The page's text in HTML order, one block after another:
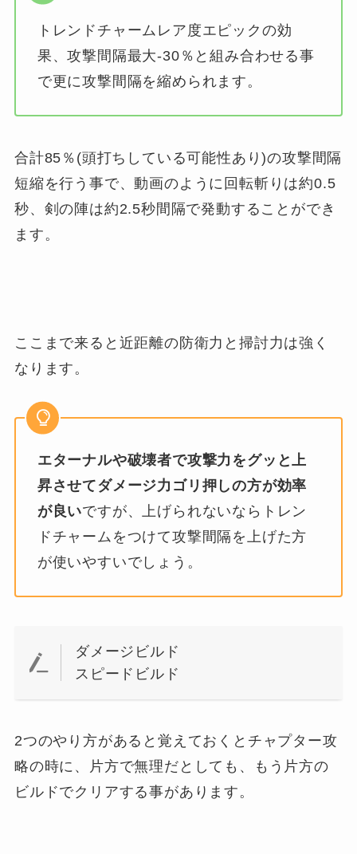
トレンドチャームレア度エピックの効
果、攻撃間隔最大-30％と組み合わせる事
で更に攻撃間隔を縮められます。
合計85％(頭打ちしている可能性あり)の攻撃間隔
短縮を行う事で、動画のように回転斬りは約0.5
秒、剣の陣は約2.5秒間隔で発動することができ
ます。
ここまで来ると近距離の防衛力と掃討力は強く
なります。
エターナルや破壊者で攻撃力をグッと上
昇させてダメージ力ゴリ押しの方が効率
が良いですが、上げられないならトレン
ドチャームをつけて攻撃間隔を上げた方
が使いやすいでしょう。
ダメージビルド
スピードビルド
2つのやり方があると覚えておくとチャプター攻
略の時に、片方で無理だとしても、もう片方の
ビルドでクリアする事があります。